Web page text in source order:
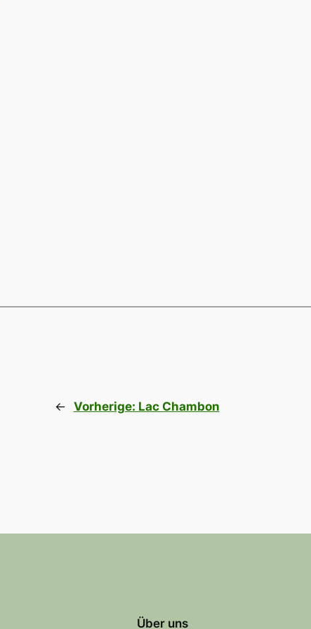
← Vorherige: Lac Chambon
Über uns